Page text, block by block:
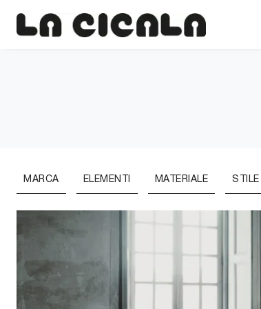
MARCA ELEMENTI MATERIALE STILE